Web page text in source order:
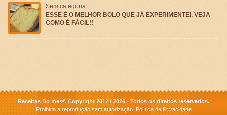
Sem categoria
ESSE É O MELHOR BOLO QUE JÁ EXPERIMENTEI, VEJA
COMO É FÁCIL!!
Receitas Do mes© Copyright 2012 / 2026 - Todos os direitos reservados.
Proibida a reprodução sem autorização. Política de Privacidade